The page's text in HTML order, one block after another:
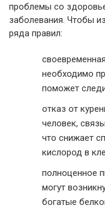
проблемы со
заболевания. Чтобы
ряда правил:
необходимо
поможет
отказ от
человек,
что снижает
кислород в
полноценное
могут
богатые